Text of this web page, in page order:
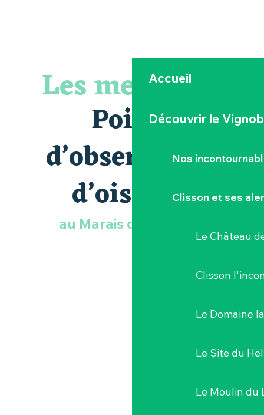
Accueil
Découvrir le
Nos
Clisson et ses
Le Château
Clisson
Le Domaine
Le Site du
Le Moulin du
PROLONGEZ L’EXPÉRIENCE
Les meilleurs
Points
d’observation
d’oiseaux
au Marais de Goulaine